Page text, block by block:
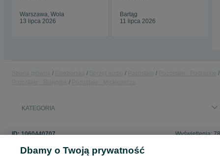
Warszawa, Wola
13 lipca 2026
Bartąg
11 lipca 2026
KATEGORIA
ID:1060440707 Wyświetlenia:
Dbamy o Twoją prywatność